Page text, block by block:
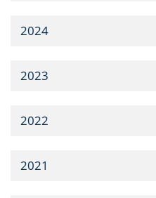
2024
2023
2022
2021